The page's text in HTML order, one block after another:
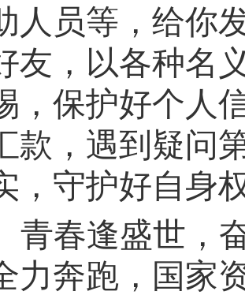
人员等 ，给你
友，以各种名
，保护好个人
款，遇到疑问
，守护好自身
青春逢盛世，
力奔跑，国家